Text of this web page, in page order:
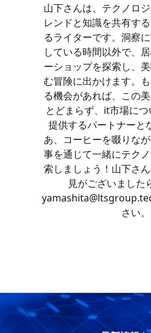
山下さんは、テクノロ
レンドと知識を共有す
るライターです。洞察
している時間以外で、
ーショップを探索し、
む冒険に出かけます。
る機会があれば、この
とどまらず、it市場に
提供するパートナーと
あ、コーヒーを啜りな
事を通じて一緒にテク
索しましょう！山下さ
見がございました
さい。